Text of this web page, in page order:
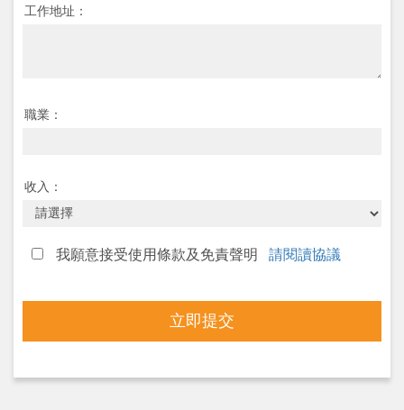
工作地址：
職業：
收入：
我願意接受使用條款及免責聲明 請閱讀協議